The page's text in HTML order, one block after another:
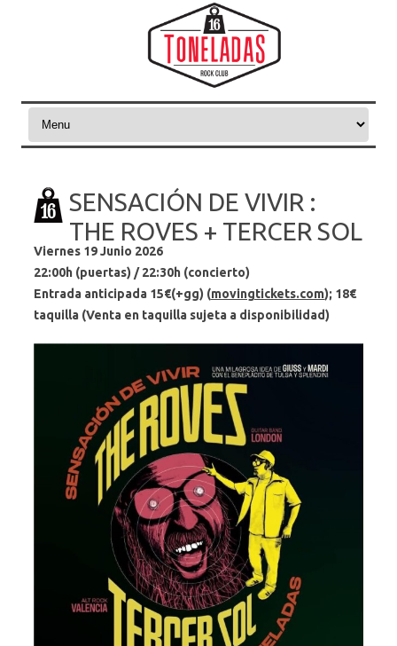
Skip to content
SENSACIÓN DE VIVIR :
THE ROVES + TERCER SOL
Viernes 19 Junio 2026
22:00h (puertas) / 22:30h (concierto)
Entrada anticipada 15€(+gg) (movingtickets.com); 18€
taquilla (Venta en taquilla sujeta a disponibilidad)